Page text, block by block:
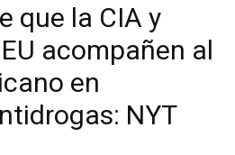
que la CIA y
acompañen al
en
NYT